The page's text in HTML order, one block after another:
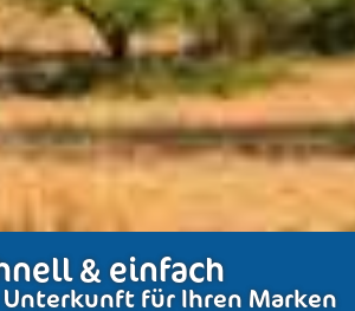
& einfach
Unterkunft für Ihren Marken